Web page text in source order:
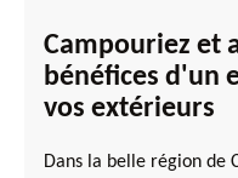
Campouriez et
bénéfices d'un
vos extérieurs
Dans la belle région de